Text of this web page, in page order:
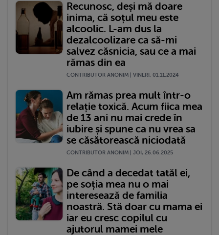
Recunosc, deși mă doare
inima, că soțul meu este
alcoolic. L-am dus la
dezalcoolizare ca să-mi
salvez căsnicia, sau ce a mai
rămas din ea
CONTRIBUTOR ANONIM | VINERI, 01.11.2024
Am rămas prea mult într-o
relație toxică. Acum fiica mea
de 13 ani nu mai crede în
iubire și spune ca nu vrea sa
se căsătorească niciodată
CONTRIBUTOR ANONIM | JOI, 26.06.2025
De când a decedat tatăl ei,
pe soția mea nu o mai
interesează de familia
noastră. Stă doar cu mama ei
iar eu cresc copilul cu
ajutorul mamei mele